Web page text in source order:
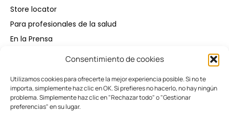
Consentimiento de cookies
Utilizamos cookies para ofrecerte la mejor experiencia posible. Si no te
importa, simplemente haz clic en OK. Si prefieres no hacerlo, no hay ningún
problema. Simplemente haz clic en "Rechazar todo" o "Gestionar
preferencias" en su lugar.
Store locator
Para profesionales de la salud
En la Prensa
Mantener